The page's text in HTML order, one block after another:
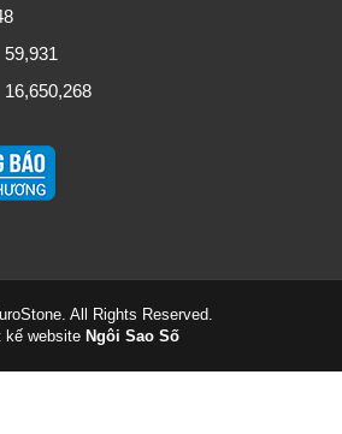
59,931
16,650,268
All Rights Reserved.
kế website Ngôi Sao Số